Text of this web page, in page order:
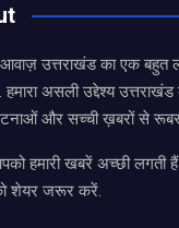
उत्तराखंड का एक बहुत
हमारा असली उद्देश्य
और सच्ची ख़बरों से
हमारी खबरें अच्छी लगती हैं
शेयर जरूर करें.